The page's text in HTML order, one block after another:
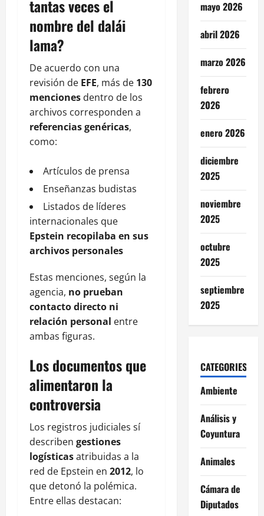
tantas veces el
nombre del dalái
lama?
De acuerdo con una
revisión de EFE, más de 130
menciones dentro de los
archivos corresponden a
referencias genéricas,
como:
Artículos de prensa
Enseñanzas budistas
Listados de líderes
internacionales que
Epstein recopilaba en sus
archivos personales
Estas menciones, según la
agencia, no prueban
contacto directo ni
relación personal entre
ambas figuras.
Los documentos que
alimentaron la
controversia
Los registros judiciales sí
describen gestiones
logísticasatribuidas a la
red de Epstein en 2012, lo
que detonó la polémica.
Entre ellas destacan:
mayo 2026
abril 2026
marzo 2026
febrero
2026
enero 2026
diciembre
2025
noviembre
2025
octubre
2025
septiembre
2025
CATEGORIES
Ambiente
Análisis y
Coyuntura
Animales
Cámara de
Diputados